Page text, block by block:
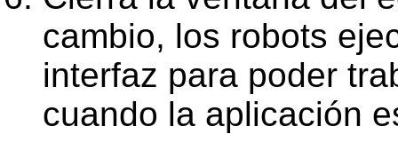
cambio, los robots
interfaz para poder
cuando la aplicación